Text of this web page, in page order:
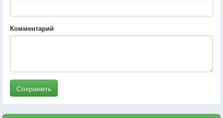
Комментарий
Сохранить